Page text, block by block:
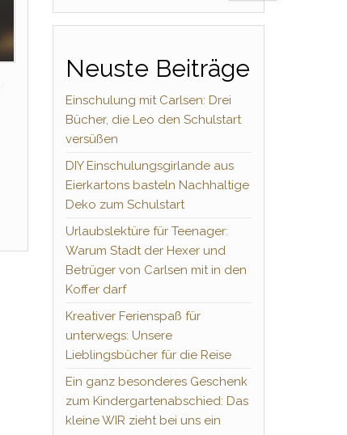
Neuste Beiträge
Einschulung mit Carlsen: Drei
Bücher, die Leo den Schulstart
versüßen
DIY Einschulungsgirlande aus
Eierkartons basteln Nachhaltige
Deko zum Schulstart
Urlaubslektüre für Teenager:
Warum Stadt der Hexer und
Betrüger von Carlsen mit in den
Koffer darf
Kreativer Ferienspaß für
unterwegs: Unsere
Lieblingsbücher für die Reise
Ein ganz besonderes Geschenk
zum Kindergartenabschied: Das
kleine WIR zieht bei uns ein